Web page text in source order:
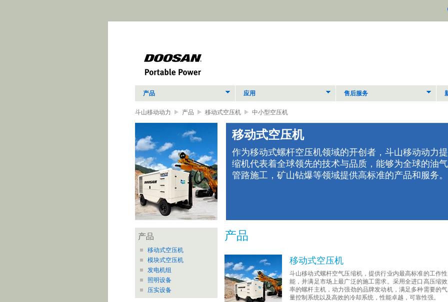
产品 应用 售后服务
斗山移动动力 产品 移动式空压机 中小型空压机
移动式空压机
作为移动式螺杆空压机领域的开创者，斗山移动动力
缩机代表着全球领先的技术与品质，能够为全球的油
管路施工，矿山钻爆等领域提供高标准的产品和服务。
产品
移动式空压机
模块式空压机
发电机组
照明设备
压实设备
产品
移动式空压机
斗山移动式螺杆空气压缩机，提供行业内最高标准的工作性
能，并满足市场上最广泛的施工需求。采用全进口高压缩效
率的螺杆主机，动力强劲的品牌发动机，满足多种需要的气
量控制系统以及高效的冷却系统，性能卓越，可靠性强。